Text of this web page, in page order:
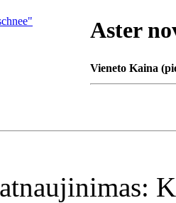
Aster
Vieneto Kaina